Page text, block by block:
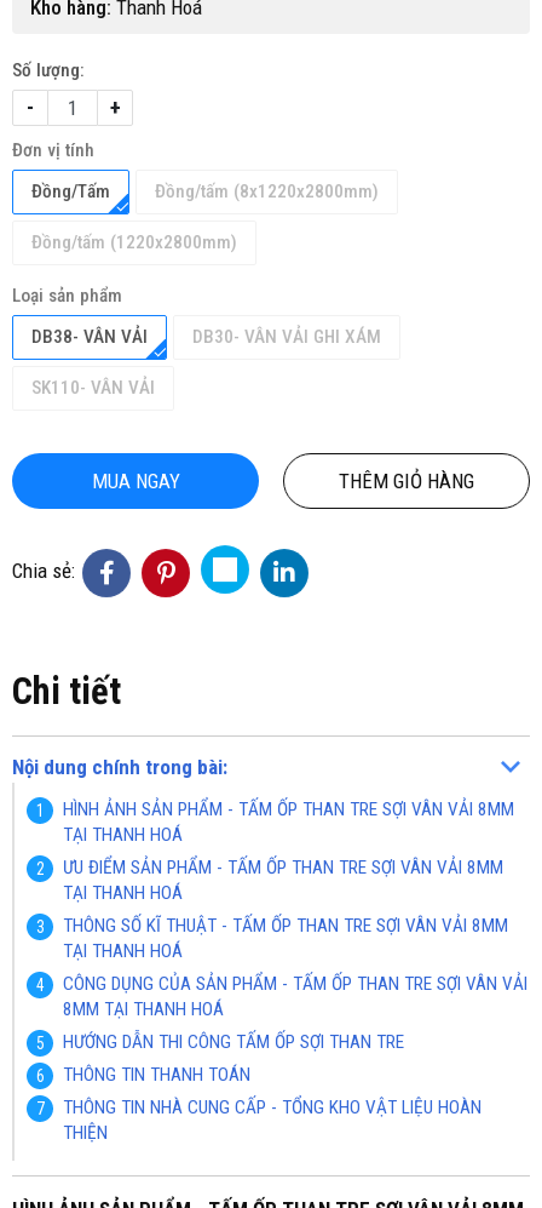
Kho hàng: Thanh Hoá
Số lượng:
- +
Đơn vị tính
Đồng/Tấm
Đồng/tấm (8x1220x2800mm)
Đồng/tấm (1220x2800mm)
Loại sản phẩm
DB38- VÂN VẢI
DB30- VÂN VẢI GHI XÁM
SK110- VÂN VẢI
MUA NGAY THÊM GIỎ HÀNG
Chia sẻ:
Chi tiết
Nội dung chính trong bài:
HÌNH ẢNH SẢN PHẨM - TẤM ỐP THAN TRE SỢI VÂN VẢI 8MM
TẠI THANH HOÁ
ƯU ĐIỂM SẢN PHẨM - TẤM ỐP THAN TRE SỢI VÂN VẢI 8MM
TẠI THANH HOÁ
THÔNG SỐ KĨ THUẬT - TẤM ỐP THAN TRE SỢI VÂN VẢI 8MM
TẠI THANH HOÁ
CÔNG DỤNG CỦA SẢN PHẨM - TẤM ỐP THAN TRE SỢI VÂN VẢI
8MM TẠI THANH HOÁ
HƯỚNG DẪN THI CÔNG TẤM ỐP SỢI THAN TRE
THÔNG TIN THANH TOÁN
THÔNG TIN NHÀ CUNG CẤP - TỔNG KHO VẬT LIỆU HOÀN
THIỆN